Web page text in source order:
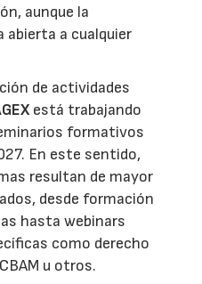
aunque la
abierta a cualquier
de actividades
está trabajando
formativos
En este sentido,
resultan de mayor
desde formación
hasta webinars
como derecho
u otros.